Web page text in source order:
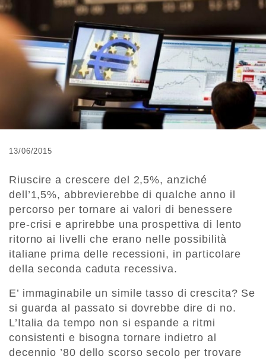
13/06/2015
Riuscire a crescere del 2,5%, anziché
dell’1,5%, abbrevierebbe di qualche anno il
percorso per tornare ai valori di benessere
pre-crisi e aprirebbe una prospettiva di lento
ritorno ai livelli che erano nelle possibilità
italiane prima delle recessioni, in particolare
della seconda caduta recessiva.
E’ immaginabile un simile tasso di crescita? Se
si guarda al passato si dovrebbe dire di no.
L’Italia da tempo non si espande a ritmi
consistenti e bisogna tornare indietro al
decennio ’80 dello scorso secolo per trovare